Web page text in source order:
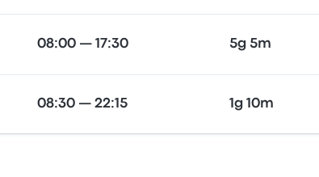
08:00 — 17:30 5g 5m
08:30 — 22:15 1g 10m